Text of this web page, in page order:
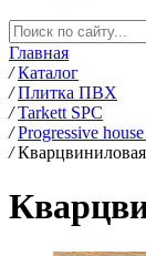
Главная
/ Каталог
/ Плитка ПВХ
/ Tarkett SPC
/ Progressive
/